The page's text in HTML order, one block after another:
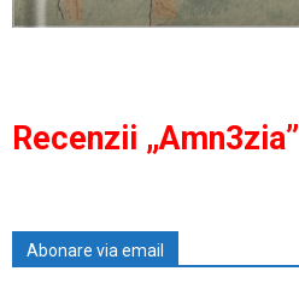
Recenzii „Amn3zia”
Abonare via email